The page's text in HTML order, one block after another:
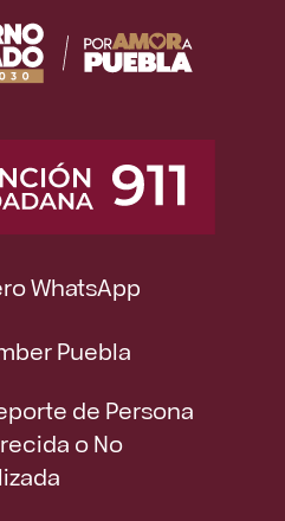
WhatsApp
Puebla
de Persona
o No